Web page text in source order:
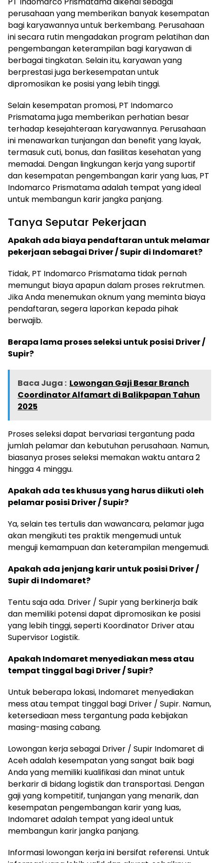
perusahaan yang memberikan banyak kesempatan
bagi karyawannya untuk berkembang. Perusahaan
ini secara rutin mengadakan program pelatihan dan
pengembangan keterampilan bagi karyawan di
berbagai tingkatan. Selain itu, karyawan yang
berprestasi juga berkesempatan untuk
dipromosikan ke posisi yang lebih tinggi.
Selain kesempatan promosi, PT Indomarco
Prismatama juga memberikan perhatian besar
terhadap kesejahteraan karyawannya. Perusahaan
ini menawarkan tunjangan dan benefit yang layak,
termasuk cuti, bonus, dan fasilitas kesehatan yang
memadai. Dengan lingkungan kerja yang suportif
dan kesempatan pengembangan karir yang luas, PT
Indomarco Prismatama adalah tempat yang ideal
untuk membangun karir jangka panjang.
Tanya Seputar Pekerjaan
Apakah ada biaya pendaftaran untuk melamar
pekerjaan sebagai Driver / Supir di Indomaret?
Tidak, PT Indomarco Prismatama tidak pernah
memungut biaya apapun dalam proses rekrutmen.
Jika Anda menemukan oknum yang meminta biaya
pendaftaran, segera laporkan kepada pihak
berwajib.
Berapa lama proses seleksi untuk posisi Driver /
Supir?
Baca Juga : Lowongan Gaji Besar Branch
Coordinator Alfamart di Balikpapan Tahun
2025
Proses seleksi dapat bervariasi tergantung pada
jumlah pelamar dan kebutuhan perusahaan. Namun,
biasanya proses seleksi memakan waktu antara 2
hingga 4 minggu.
Apakah ada tes khusus yang harus diikuti oleh
pelamar posisi Driver / Supir?
Ya, selain tes tertulis dan wawancara, pelamar juga
akan mengikuti tes praktik mengemudi untuk
menguji kemampuan dan keterampilan mengemudi.
Apakah ada jenjang karir untuk posisi Driver /
Supir di Indomaret?
Tentu saja ada. Driver / Supir yang berkinerja baik
dan memiliki potensi dapat dipromosikan ke posisi
yang lebih tinggi, seperti Koordinator Driver atau
Supervisor Logistik.
Apakah Indomaret menyediakan mess atau
tempat tinggal bagi Driver / Supir?
Untuk beberapa lokasi, Indomaret menyediakan
mess atau tempat tinggal bagi Driver / Supir. Namun,
ketersediaan mess tergantung pada kebijakan
masing-masing cabang.
Lowongan kerja sebagai Driver / Supir Indomaret di
Aceh adalah kesempatan yang sangat baik bagi
Anda yang memiliki kualifikasi dan minat untuk
berkarir di bidang logistik dan transportasi. Dengan
gaji yang kompetitif, tunjangan yang menarik, dan
kesempatan pengembangan karir yang luas,
Indomaret adalah tempat yang ideal untuk
membangun karir jangka panjang.
Informasi lowongan kerja ini bersifat referensi. Untuk